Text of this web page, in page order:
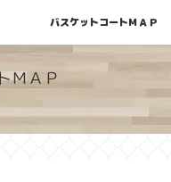
スケットコート情報
ＭＡＰ
バスケットコートＭＡＰ